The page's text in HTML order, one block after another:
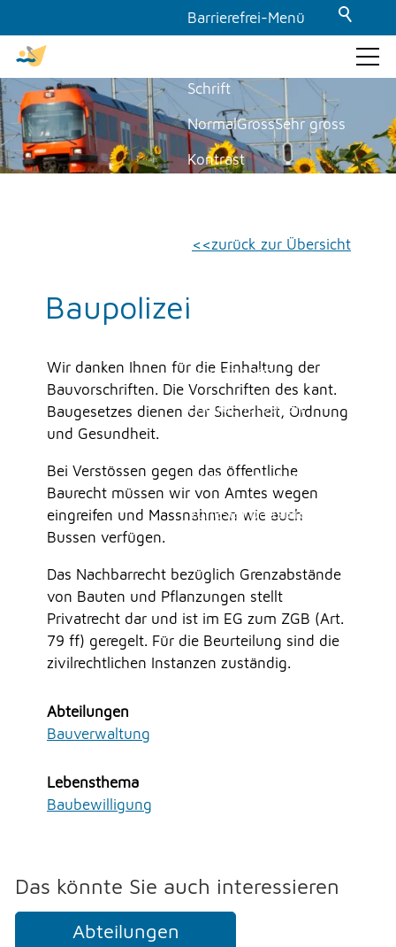
Barrierefrei-Menü
Powered by Weblication® CMS
Schrift
NormalGrossSehr gross
Kontrast
Bilder
Animationen
ErlaubenStoppen
Vorlesen starten
Vorlesen pausieren
GEMEINDE & POLITIK
THEMEN & VERWALTUNG
Dienstleistungen
Formulare
Kontakte
Mitarbeitende
Onlineschalter
etc.)
Reglemente und Verordungen
Reglemente Burgergemeinde Moosseedorf
Reservation Räume BeMo 2025
Reservation Räume Schulanlage Staffel
UMWELT
FREIZEIT
GEWERBE
NOTFALL
KONTAKT
zurück zur Übersicht
Baupolizei
Wir danken Ihnen für die Einhaltung der
Bauvorschriften. Die Vorschriften des kant.
Baugesetzes dienen der Sicherheit, Ordnung
und Gesundheit.
Bei Verstössen gegen das öffentliche
Baurecht müssen wir von Amtes wegen
eingreifen und Massnahmen wie auch
Bussen verfügen.
Das Nachbarrecht bezüglich Grenzabstände
von Bauten und Pflanzungen stellt
Privatrecht dar und ist im EG zum ZGB (Art.
79 ff) geregelt. Für die Beurteilung sind die
zivilrechtlichen Instanzen zuständig.
Abteilungen
Bauverwaltung
Lebensthema
Baubewilligung
Das könnte Sie auch interessieren
Abteilungen